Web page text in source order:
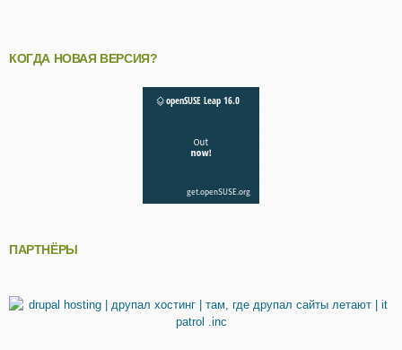
КОГДА НОВАЯ ВЕРСИЯ?
ПАРТНЁРЫ